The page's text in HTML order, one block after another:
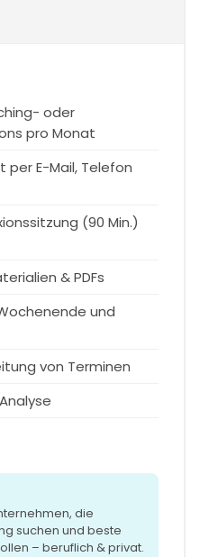
oder
pro Monat
per E-Mail, Telefon
(90 Min.)
& PDFs
und
von Terminen
die
suchen und beste
– beruflich & privat.